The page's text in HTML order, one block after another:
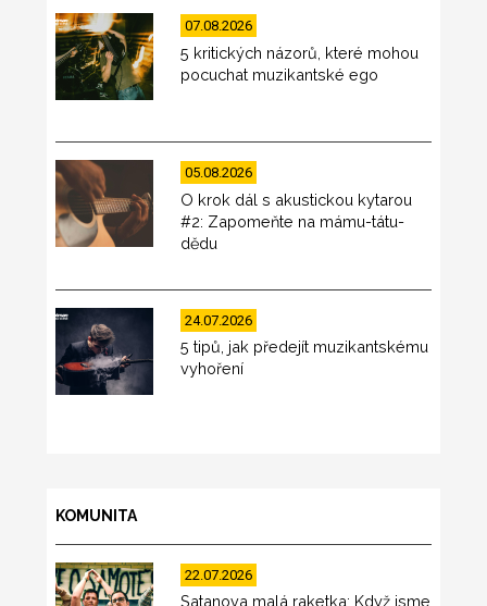
07.08.2026
5 kritických názorů, které mohou
pocuchat muzikantské ego
05.08.2026
O krok dál s akustickou kytarou
#2: Zapomeňte na mámu-tátu-
dědu
24.07.2026
5 tipů, jak předejít muzikantskému
vyhoření
KOMUNITA
22.07.2026
Satanova malá raketka: Když jsme